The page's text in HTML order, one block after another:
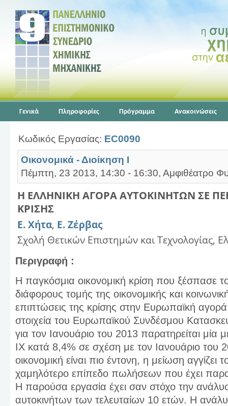
Γενικά Πληροφορίες Πρόγραμμα Ανακοινώσεις
Κωδικός Εργασίας: EC0090
Οικονομικά - Διοίκηση Ι
Πέμπτη, 23 2013, 14:30 - 16:30, Αμφιθέατρο
Η ΕΛΛΗΝΙΚΗ ΑΓΟΡΑ ΑΥΤΟΚΙΝΗΤΩΝ ΣΕ
ΚΡΙΣΗΣ
Ε. Χήτα, Ε. Ζέρβας
Σχολή Θετικών Επιστημών και Τεχνολογίας,
Περιγραφή :
Η παγκόσμια οικονομική κρίση που ξέσπασε
διάφορους τομής της οικονομικής και
επιπτώσεις της κρίσης στην Ευρωπαϊκή
στοιχεία του Ευρωπαϊκού Συνδέσμου
για τον Ιανουάριο του 2013 παρατηρείται
ΙΧ κατά 8,4% σε σχέση με τον Ιανουάριο
οικονομική είναι πιο έντονη, η μείωση αγγίζει
χαμηλότερο επίπεδο πωλήσεων που έχει
Η παρούσα εργασία έχει σαν στόχο την
αυτοκινήτων των τελευταίων 10 ετών. Η